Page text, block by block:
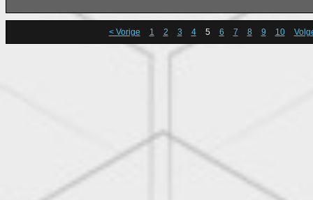
< Vorige 1 2 3 4 5 6 7 8 9 10